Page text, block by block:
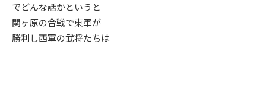
でどんな話かというと
関ヶ原の合戦で東軍が
勝利し西軍の武将たちは